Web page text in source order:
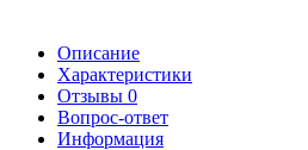
Описание
Характеристики
Отзывы 0
Вопрос-ответ
Информация